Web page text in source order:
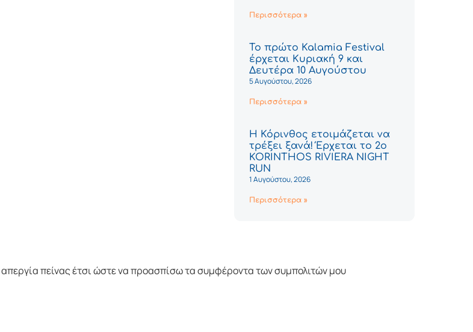
Περισσότερα »
Το πρώτο Kalamia Festival
έρχεται Κυριακή 9 και
Δευτέρα 10 Αυγούστου
5 Αυγούστου, 2026
Περισσότερα »
Η Κόρινθος ετοιμάζεται να
τρέξει ξανά! Έρχεται το 2ο
KORINTHOS RIVIERA NIGHT
RUN
1 Αυγούστου, 2026
Περισσότερα »
πείνας έτσι ώστε να προασπίσω τα συμφέροντα των συμπολιτών μου